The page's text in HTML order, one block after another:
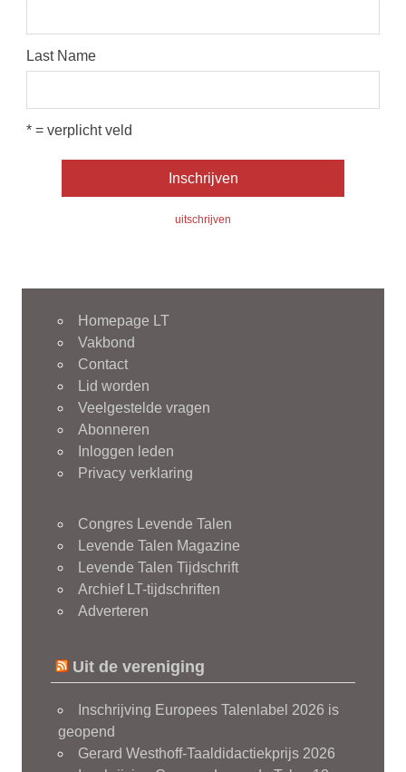
Last Name
* = verplicht veld
uitschrijven
Homepage LT
Vakbond
Contact
Lid worden
Veelgestelde vragen
Abonneren
Inloggen leden
Privacy verklaring
Congres Levende Talen
Levende Talen Magazine
Levende Talen Tijdschrift
Archief LT-tijdschriften
Adverteren
Uit de vereniging
Inschrijving Europees Talenlabel 2026 is
geopend
Gerard Westhoff-Taaldidactiekprijs 2026